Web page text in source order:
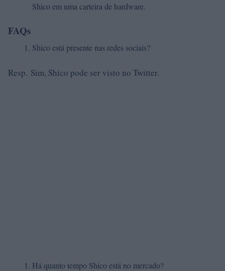
Shico em uma carteira de hardware.
FAQs
Shico está presente nas redes sociais?
Resp. Sim, Shico pode ser visto no Twitter.
Há quanto tempo Shico está no mercado?